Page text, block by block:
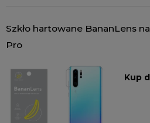
Szkło hartowane BananLens
Pro
Kup